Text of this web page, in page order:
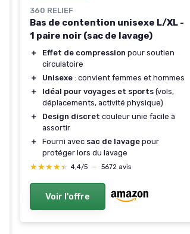
360 RELIEF
Bas de contention unisexe L/XL -
1 paire noir (sac de lavage)
＋ Effet de compression pour soutien
circulatoire
＋
Unisexe : convient femmes et hommes
＋
Idéal pour voyages et sports (vols,
déplacements, activité physique)
＋
Design discret couleur unie facile à
assortir
＋
Fourni avec sac de lavage pour
protéger lors du lavage
★★★★★
★★★★★ 4,4/5 — 5672 avis
Voir l'offre